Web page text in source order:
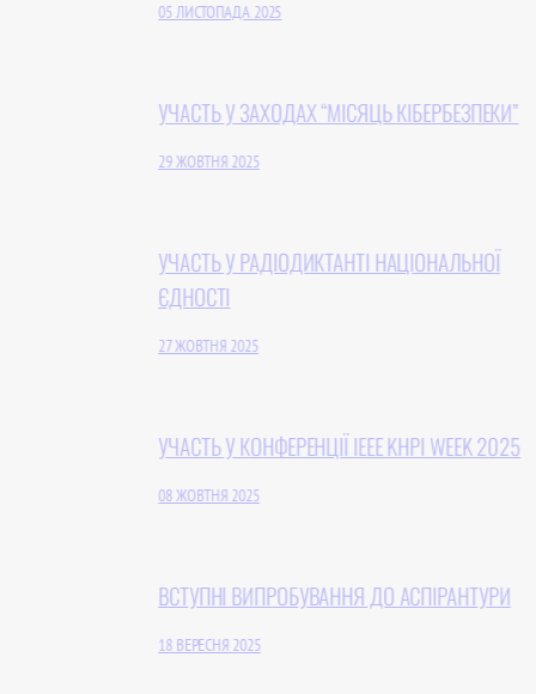
05 ЛИСТОПАДА 2025
УЧАСТЬ У ЗАХОДАХ “МІСЯЦЬ КІБЕРБЕЗПЕКИ”
29 ЖОВТНЯ 2025
УЧАСТЬ У РАДІОДИКТАНТІ НАЦІОНАЛЬНОЇ
27 ЖОВТНЯ 2025
УЧАСТЬ У КОНФЕРЕНЦІЇ IEEE KHPI WEEK 2025
08 ЖОВТНЯ 2025
ВСТУПНІ ВИПРОБУВАННЯ ДО АСПІРАНТУРИ
18 ВЕРЕСНЯ 2025